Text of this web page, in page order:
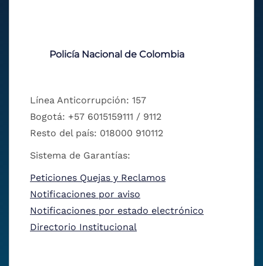
Policía Nacional de Colombia
Línea Anticorrupción: 157
Bogotá: +57 6015159111 / 9112
Resto del país: 018000 910112
Sistema de Garantías:
Peticiones Quejas y Reclamos
Notificaciones por aviso
Notificaciones por estado electrónico
Directorio Institucional